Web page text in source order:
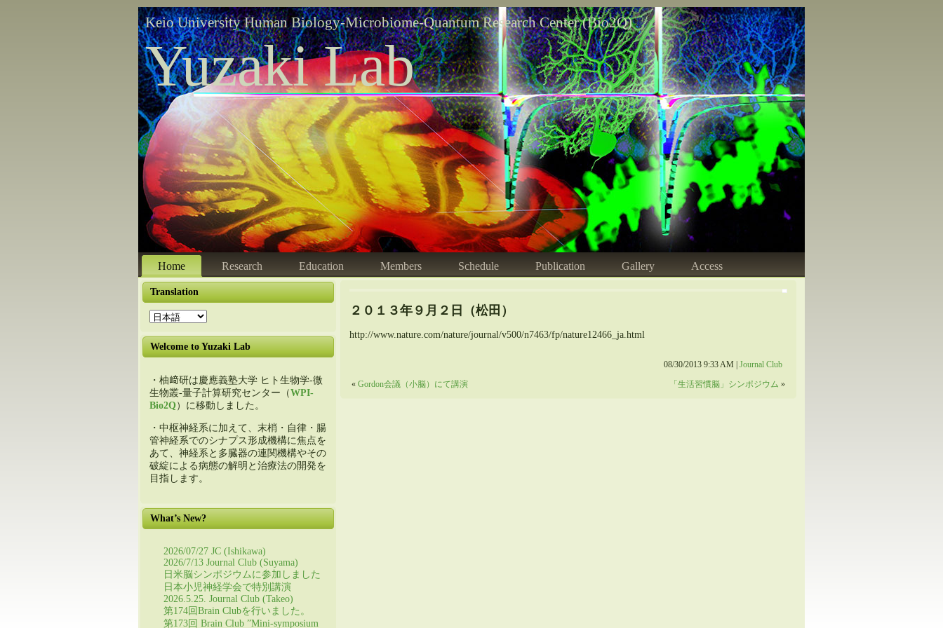
Keio University Human Biology-Microbiome-Quantum Research Center (Bio2Q)
Yuzaki Lab
Home Research Education Members Schedule Publication Gallery Access
Translation
Welcome to Yuzaki Lab
・柚﨑研は慶應義塾大学 ヒト生物学-微
生物叢-量子計算研究センター（WPI-
Bio2Q）に移動しました。
・中枢神経系に加えて、末梢・自律・腸
管神経系でのシナプス形成機構に焦点を
あて、神経系と多臓器の連関機構やその
破綻による病態の解明と治療法の開発を
目指します。
What’s New?
2026/07/27 JC (Ishikawa)
2026/7/13 Journal Club (Suyama)
日米脳シンポジウムに参加しました
日本小児神経学会で特別講演
2026.5.25. Journal Club (Takeo)
第174回Brain Clubを行いました。
第173回 Brain Club ”Mini-symposium
２０１３年９月２日（松田）
http://www.nature.com/nature/journal/v500/n7463/fp/nature12466_ja.html
08/30/2013 9:33 AM |Journal Club
« Gordon会議（小脳）にて講演 「生活習慣脳」シンポジウム »